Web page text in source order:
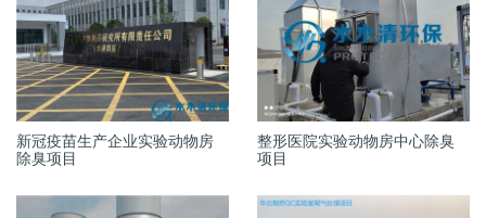
新冠疫苗生产企业实验动物房
除臭项目
整形医院实验动物房中心除臭
项目